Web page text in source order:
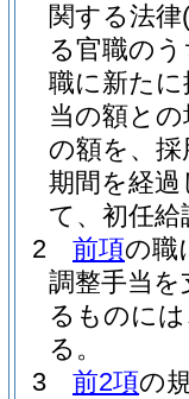
関する法律
る官職の
職に新た
当の額と
の額を、
期間を経
て、初任
2
前項の職
調整手当
るものに
る。
3
前2項の